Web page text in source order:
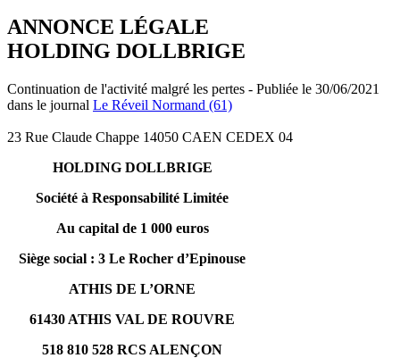
ANNONCE LÉGALE
HOLDING DOLLBRIGE
Continuation de l'activité malgré les pertes - Publiée le 30/06/2021
dans le journal Le Réveil Normand (61)
23 Rue Claude Chappe 14050 CAEN CEDEX 04
HOLDING DOLLBRIGE
Société à Responsabilité Limitée
Au capital de 1 000 euros
Siège social : 3 Le Rocher d’Epinouse
ATHIS DE L’ORNE
61430 ATHIS VAL DE ROUVRE
518 810 528 RCS ALENÇON